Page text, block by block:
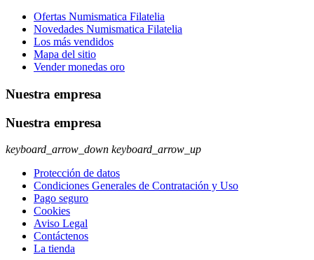
Ofertas Numismatica Filatelia
Novedades Numismatica Filatelia
Los más vendidos
Mapa del sitio
Vender monedas oro
Nuestra empresa
Nuestra empresa
keyboard_arrow_down keyboard_arrow_up
Protección de datos
Condiciones Generales de Contratación y Uso
Pago seguro
Cookies
Aviso Legal
Contáctenos
La tienda